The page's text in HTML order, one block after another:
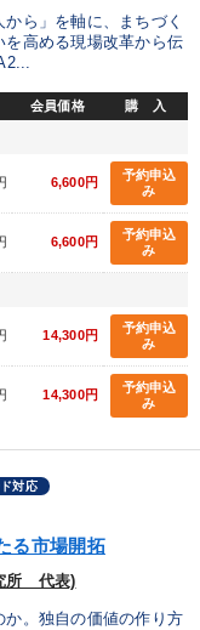
不動産業
ます。
タイトル）からお探
ら」を軸に、まちづく
を高める現場改革から伝
会員価格 購 入
6,600円
予約申込
み
6,600円
予約申込
み
14,300円
予約申込
み
14,300円
予約申込
み
対応
る市場開拓
所 代表)
か。独自の価値の作り方